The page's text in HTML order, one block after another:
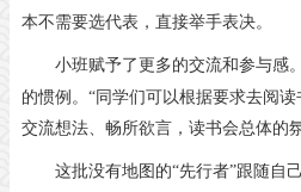
本不需要选代表，直接举手表决。
小班赋予了更多的交流和参与感。
的惯例。“同学们可以根据要求去阅
交流想法、畅所欲言，读书会总体的
这批没有地图的“先行者”跟随自